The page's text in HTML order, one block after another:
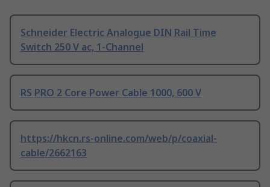
Schneider Electric Analogue DIN Rail Time
Switch 250 V ac, 1-Channel
RS PRO 2 Core Power Cable 1000, 600 V
https://hkcn.rs-online.com/web/p/coaxial-
cable/2662163